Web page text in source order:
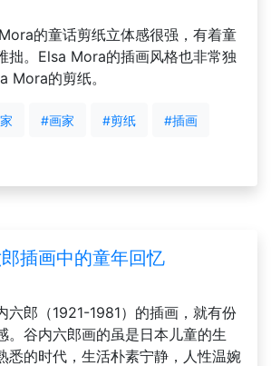
的童话剪纸立体感很强，有着童
拙。Elsa Mora的插画风格也非常独
Mora的剪纸。
#画家 #剪纸 #插画
插画中的童年回忆
六郎（1921-1981）的插画，就有份
。谷内六郎画的虽是日本儿童的生
悉的时代，生活朴素宁静，人性温婉